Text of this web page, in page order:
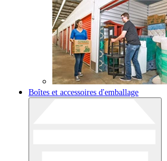
Boîtes et accessoires d'emballage